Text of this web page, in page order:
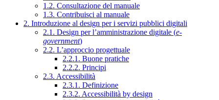
1.2. Consultazione del manuale
1.3. Contribuisci al manuale
2. Introduzione al design per i servizi pubblici digitali
2.1. Design per l’amministrazione digitale (e-
government)
2.2. L’approccio progettuale
2.2.1. Buone pratiche
2.2.2. Principi
2.3. Accessibilità
2.3.1. Definizione
2.3.2. Accessibilità by design